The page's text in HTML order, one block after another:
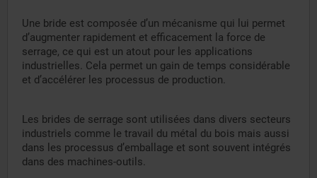
Une bride est composée d’un mécanisme qui lui permet
d’augmenter rapidement et efficacement la force de
serrage, ce qui est un atout pour les applications
industrielles. Cela permet un gain de temps considérable
et d’accélérer les processus de production.
Les brides de serrage sont utilisées dans divers secteurs
industriels comme le travail du métal du bois mais aussi
dans les processus d’emballage et sont souvent intégrés
dans des machines-outils.